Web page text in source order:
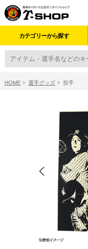
カテゴリーから探す
HOME 選手グッズ 投手